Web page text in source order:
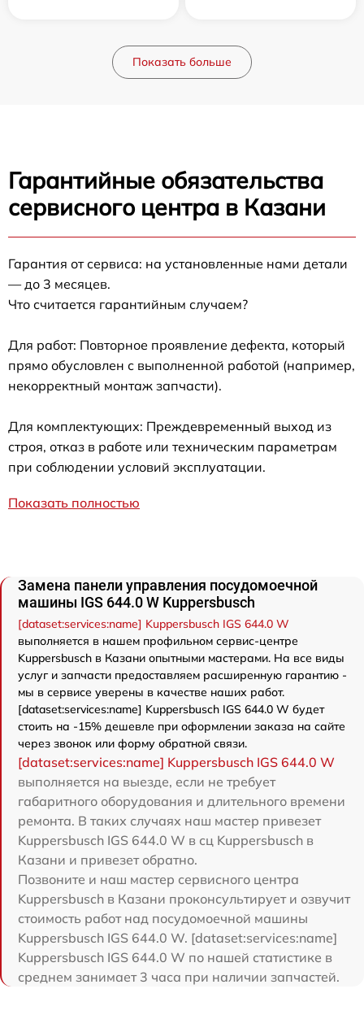
Показать больше
Гарантийные обязательства
сервисного центра в Казани
Гарантия от сервиса: на установленные нами детали
— до 3 месяцев.
Что считается гарантийным случаем?
Для работ: Повторное проявление дефекта, который
прямо обусловлен с выполненной работой (например,
некорректный монтаж запчасти).
Для комплектующих: Преждевременный выход из
строя, отказ в работе или техническим параметрам
при соблюдении условий эксплуатации.
Показать полностью
Замена панели управления посудомоечной
машины IGS 644.0 W Kuppersbusch
[dataset:services:name] Kuppersbusch IGS 644.0 W
выполняется в нашем профильном сервис-центре
Kuppersbusch в Казани опытными мастерами. На все виды
услуг и запчасти предоставляем расширенную гарантию -
мы в сервисе уверены в качестве наших работ.
[dataset:services:name] Kuppersbusch IGS 644.0 W будет
стоить на -15% дешевле при оформлении заказа на сайте
через звонок или форму обратной связи.
[dataset:services:name] Kuppersbusch IGS 644.0 W
выполняется на выезде, если не требует
габаритного оборудования и длительного времени
ремонта. В таких случаях наш мастер привезет
Kuppersbusch IGS 644.0 W в сц Kuppersbusch в
Казани и привезет обратно.
Позвоните и наш мастер сервисного центра
Kuppersbusch в Казани проконсультирует и озвучит
стоимость работ над посудомоечной машины
Kuppersbusch IGS 644.0 W. [dataset:services:name]
Kuppersbusch IGS 644.0 W по нашей статистике в
среднем занимает 3 часа при наличии запчастей.